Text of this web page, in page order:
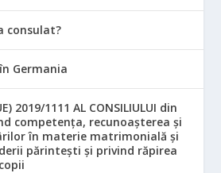
consulat?
Germania
2019/1111 AL CONSILIULUI din
competența, recunoașterea și
în materie matrimonială și
părintești și privind răpirea